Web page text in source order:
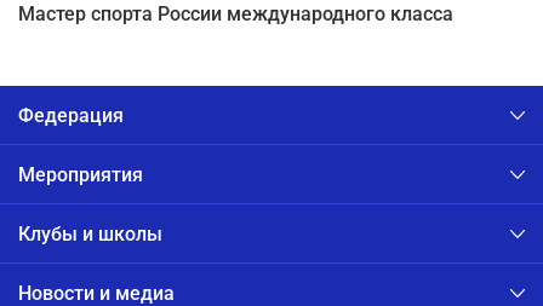
Мастер спорта России международного класса
Федерация
Мероприятия
Клубы и школы
Новости и медиа